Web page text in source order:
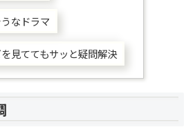
なドラマ
見ててもサッと疑問解決